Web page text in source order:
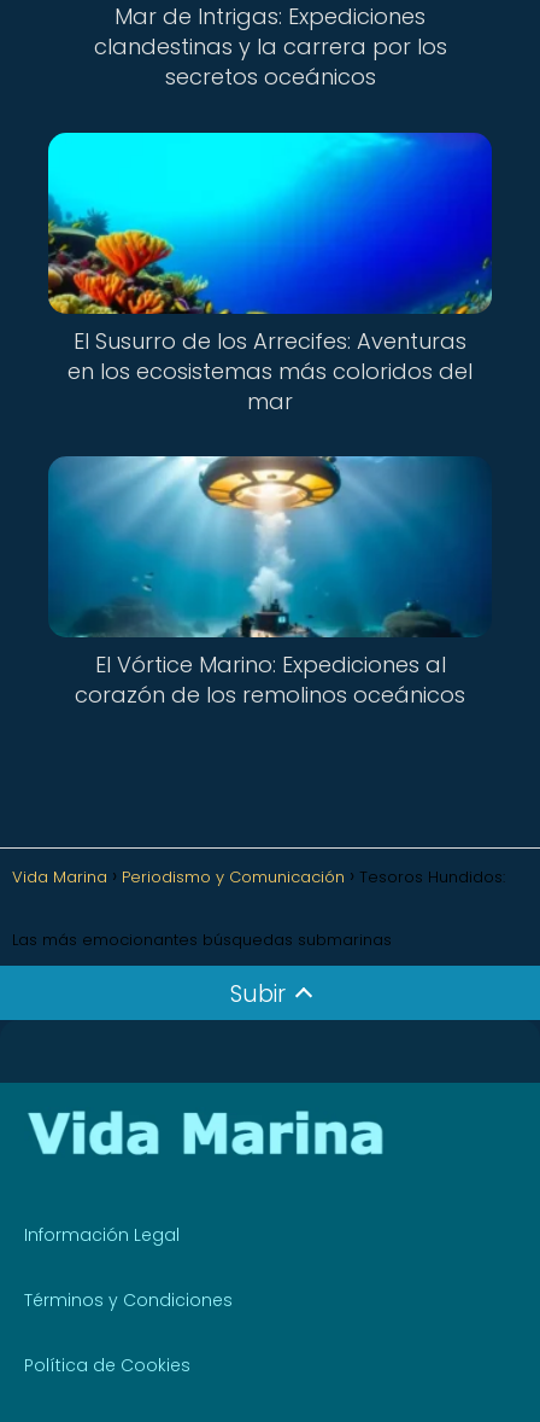
Mar de Intrigas: Expediciones
clandestinas y la carrera por los
secretos oceánicos
El Susurro de los Arrecifes: Aventuras
en los ecosistemas más coloridos del
mar
El Vórtice Marino: Expediciones al
corazón de los remolinos oceánicos
Vida Marina Periodismo y Comunicación Tesoros Hundidos:
Las más emocionantes búsquedas submarinas
Subir
Información Legal
Términos y Condiciones
Política de Cookies